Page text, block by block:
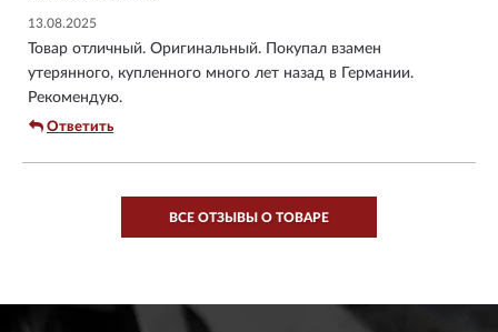
13.08.2025
Товар отличный. Оригинальный. Покупал взамен
утерянного, купленного много лет назад в Германии.
Рекомендую.
Ответить
ВСЕ ОТЗЫВЫ О ТОВАРЕ